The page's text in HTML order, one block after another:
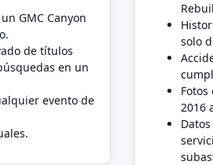
GMC Canyon
de títulos
en un
evento de
solo
2016